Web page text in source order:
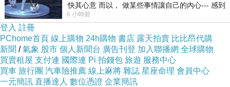
陽光貓咪
2012-09-03 22:15:53
快其心意 而以， 做某些事情讓自己的內心--- 感到
愉快。
6 小時前
登入 註冊
PChome首頁 線上購物 24h購物 書店 露天拍賣 比比昂代購
新聞 /氣象 股市 個人新聞台 廣告刊登 加入聯播網 全球購物
買賣租屋 支付連 國際連 Pi 拍錢包 旅遊 服務中心
買車 旅行團 汽車險推薦 線上麻將 雜誌 星座命理 會員中心
一元簡訊 直播達人 數位憑證 企業簡訊